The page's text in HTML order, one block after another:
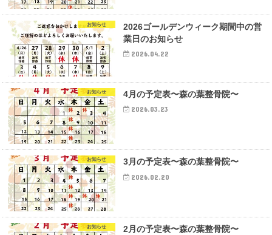
お知らせ
2026ゴールデンウィーク期間中の営
業日のお知らせ
2026.04.22
お知らせ 4月の予定表〜森の葉整骨院〜
2026.03.23
お知らせ 3月の予定表〜森の葉整骨院〜
2026.02.20
お知らせ 2月の予定表〜森の葉整骨院〜